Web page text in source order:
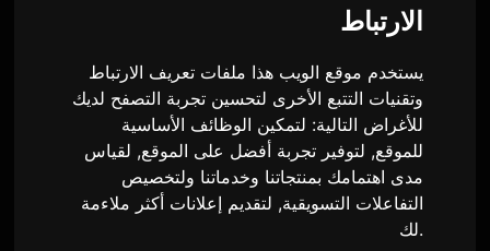
الارتباط
يستخدم موقع الويب هذا ملفات تعريف الارتباط
وتقنيات التتبع الأخرى لتحسين تجربة التصفح لديك
للأغراض التالية: لتمكين الوظائف الأساسية
للموقع, لتوفير تجربة أفضل على الموقع, لقياس
مدى اهتمامك بمنتجاتنا وخدماتنا ولتخصيص
التفاعلات التسويقية, لتقديم إعلانات أكثر ملاءمة
لك.
سلسلة الروايات الفرعية
إيفانجيليون أنيما تُطلق ككتاب
مسموع